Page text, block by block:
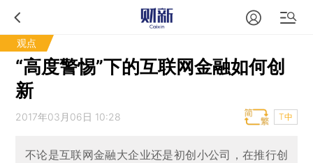
观点
“高度警惕”下的互联网金融如何创
新
2017年03月06日 10:28 T中
不论是互联网金融大企业还是初创小公司，在推行创